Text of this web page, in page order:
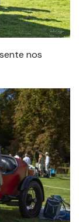
nos